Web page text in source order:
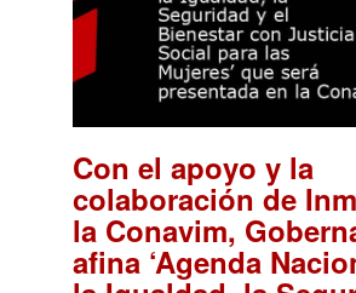
Con el apoyo y la
colaboración de
la Conavim,
afina ‘Agenda